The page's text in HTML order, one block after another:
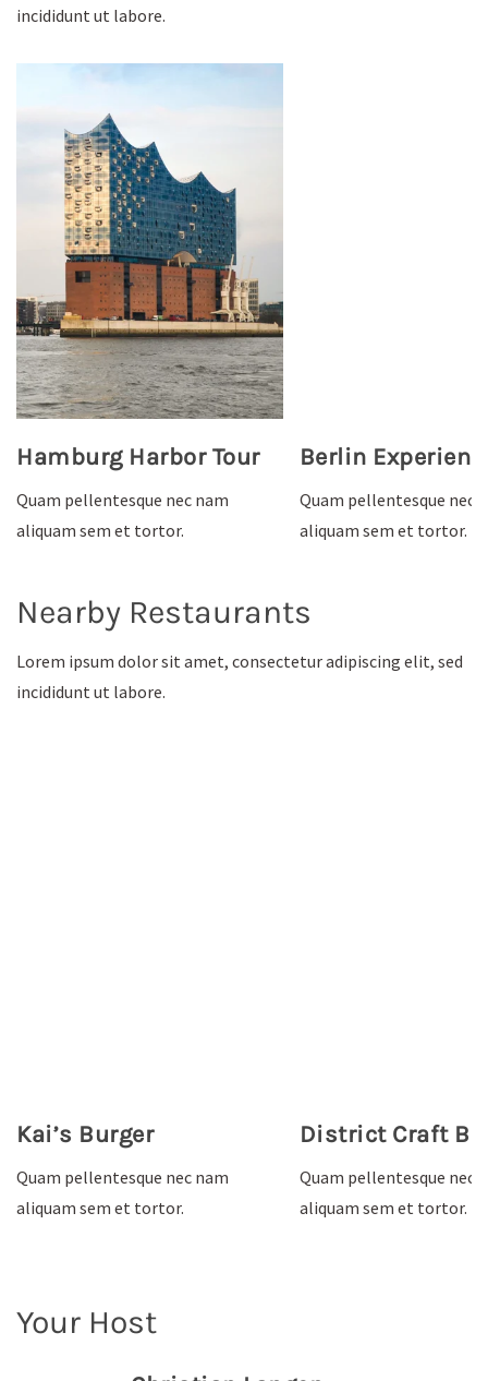
incididunt ut labore.
Hamburg Harbor Tour
Quam pellentesque nec nam
aliquam sem et tortor.
Berlin
Quam pellentesque nec
aliquam sem et tortor.
Nearby Restaurants
Lorem ipsum dolor sit amet, consectetur adipiscing elit, sed
incididunt ut labore.
Kai’s Burger
Quam pellentesque nec nam
aliquam sem et tortor.
District Craft
Quam pellentesque nec
aliquam sem et tortor.
Your Host